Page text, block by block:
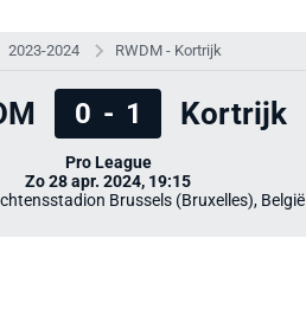
2023-2024 RWDM - Kortrijk
0 - 1 Kortrijk
Pro League
Zo 28 apr. 2024, 19:15
Brussels (Bruxelles), België